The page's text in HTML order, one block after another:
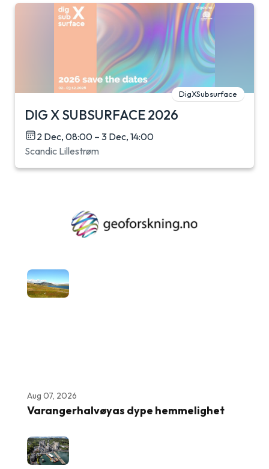
DigXSubsurface
DIG X SUBSURFACE 2026
2 Dec, 08:00 – 3 Dec, 14:00
Scandic Lillestrøm
Aug 07, 2026
Varangerhalvøyas dype hemmelighet